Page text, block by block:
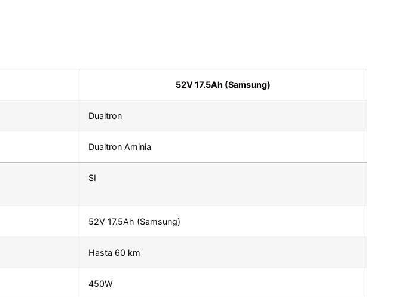
52V 17.5Ah (Samsung)
Dualtron
Dualtron Aminia
SI
52V 17.5Ah (Samsung)
Hasta 60 km
450W